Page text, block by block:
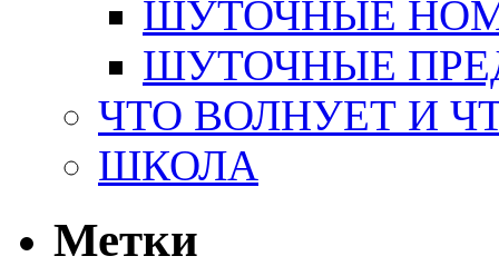
ШУТОЧНЫЕ
ШУТОЧНЫЕ
ЧТО ВОЛНУЕТ И
ШКОЛА
Метки